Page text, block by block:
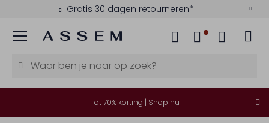
Gratis 30 dagen retourneren*
Menu
Tot 70% korting | Shop nu